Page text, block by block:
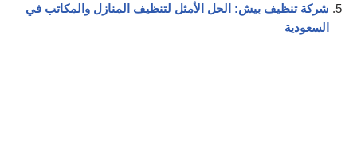
شركة تنظيف بيش: الحل الأمثل لتنظيف المنازل والمكاتب في
السعودية